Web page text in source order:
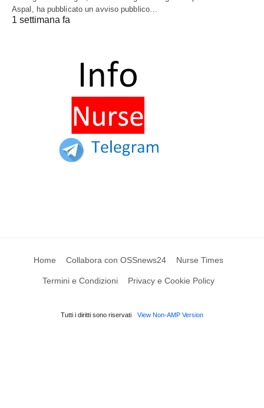
Aspal, ha pubblicato un avviso pubblico…
1 settimana fa
Home Collabora con OSSnews24 Nurse Times
Termini e Condizioni Privacy e Cookie Policy
Tutti i diritti sono riservati View Non-AMP Version